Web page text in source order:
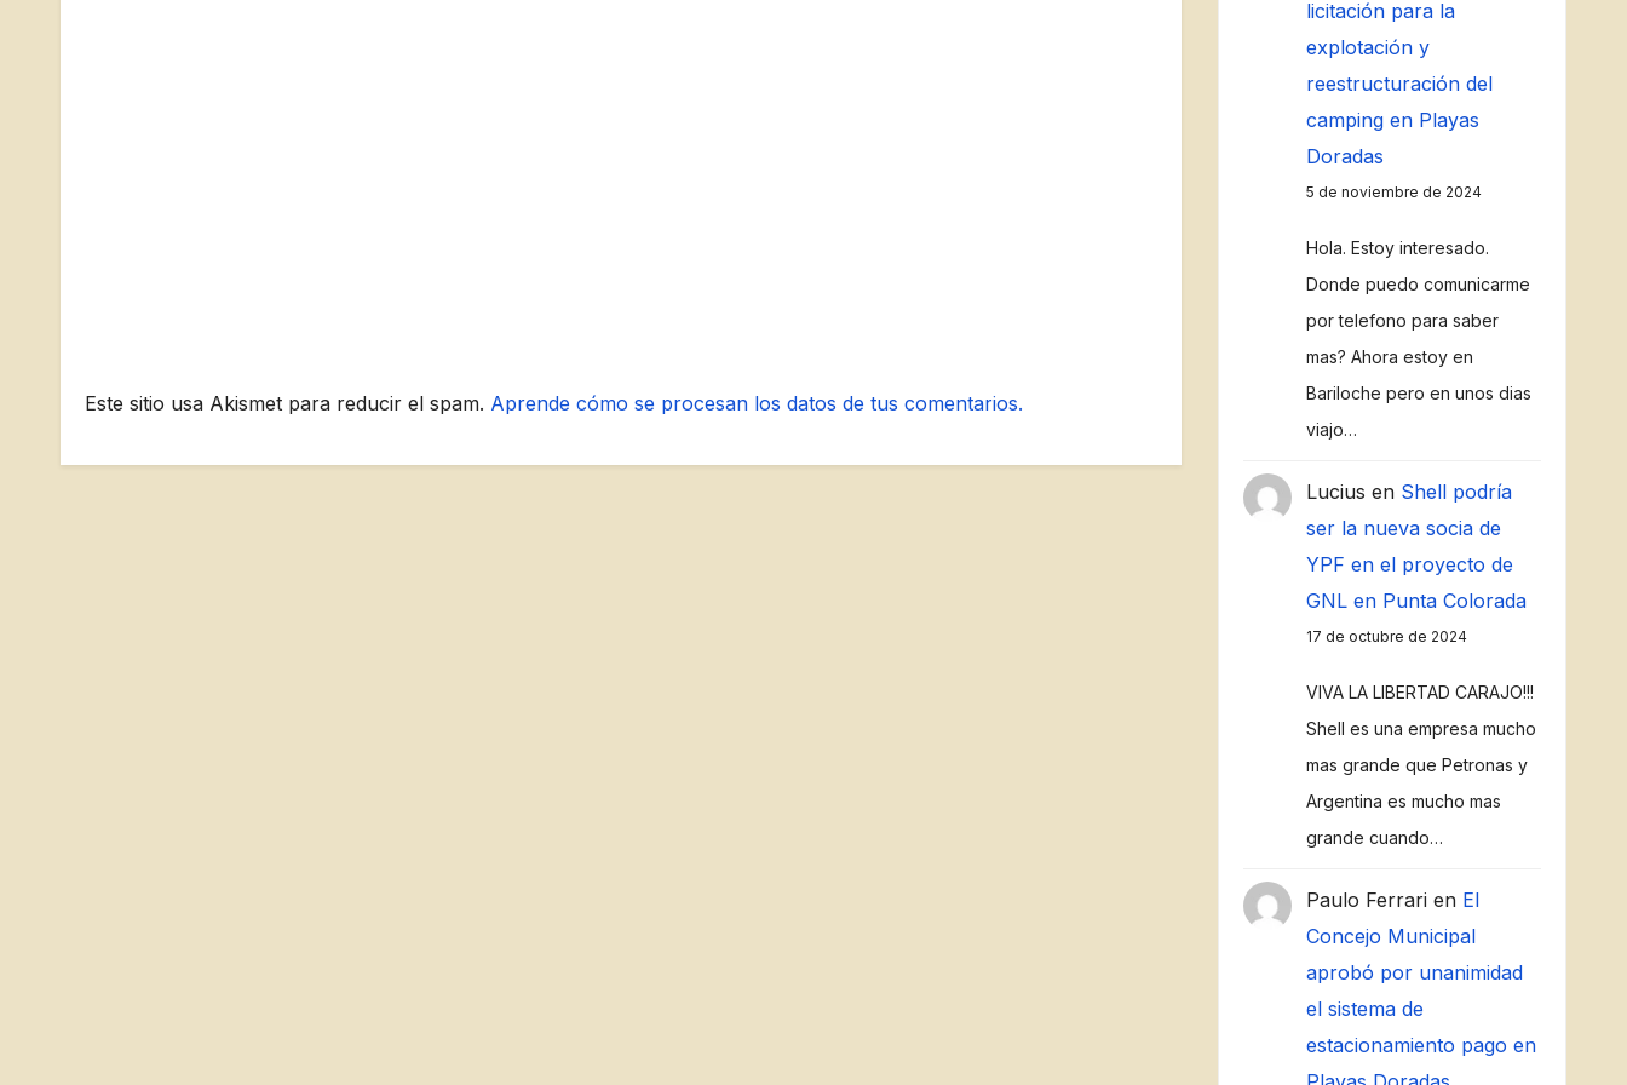
Este sitio usa Akismet para reducir el spam. Aprende cómo se procesan los datos de tus comentarios.
licitación para la
explotación y
reestructuración del
camping en Playas
Doradas
5 de noviembre de 2024
Hola. Estoy interesado.
Donde puedo comunicarme
por telefono para saber
mas? Ahora estoy en
Bariloche pero en unos dias
viajo…
Lucius en Shell podría
ser la nueva socia de
YPF en el proyecto de
GNL en Punta Colorada
17 de octubre de 2024
VIVA LA LIBERTAD CARAJO!!!
Shell es una empresa mucho
mas grande que Petronas y
Argentina es mucho mas
grande cuando…
Paulo Ferrarien El
Concejo Municipal
aprobó por unanimidad
el sistema de
estacionamiento pago en